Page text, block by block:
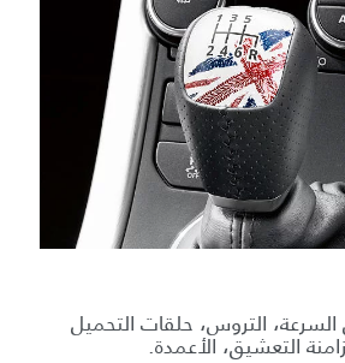
السرعة، التروس، حلقات التحميل
التعشيق، الأعمدة.